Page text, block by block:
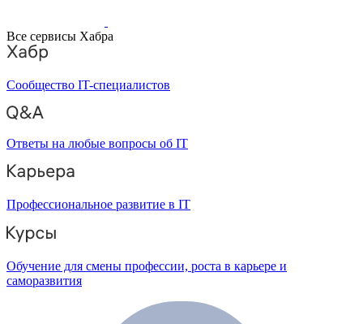
Все сервисы Хабра
Сообщество IT-специалистов
Ответы на любые вопросы об IT
Профессиональное развитие в IT
Обучение для смены профессии, роста в карьере и
саморазвития